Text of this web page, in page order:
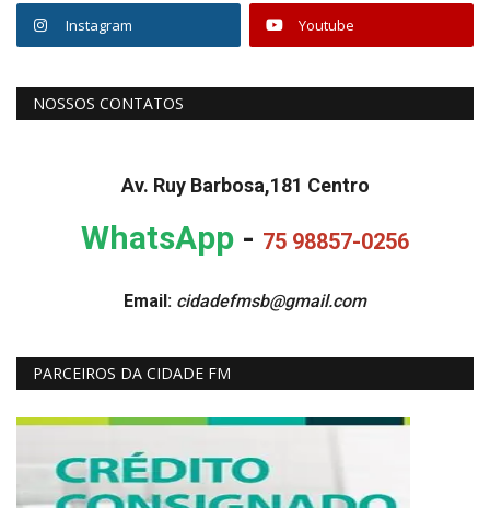
Instagram Youtube
NOSSOS CONTATOS
Av. Ruy Barbosa,181 Centro
WhatsApp - 75 98857-0256
Email: cidadefmsb@gmail.com
PARCEIROS DA CIDADE FM